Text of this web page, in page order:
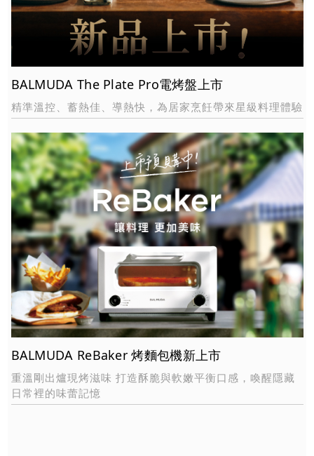
BALMUDA The Plate Pro電烤盤上市
精準溫控、蓄熱佳、導熱快，為居家烹飪帶來星級料理體驗
BALMUDA ReBaker 烤麵包機新上市
重溫剛出爐現烤滋味 打造酥脆與軟嫩平衡口感，喚醒隱藏
日常裡的味蕾記憶